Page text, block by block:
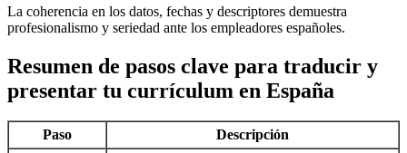
La coherencia en los datos, fechas y descriptores demuestra
profesionalismo y seriedad ante los empleadores españoles.
Resumen de pasos clave para traducir y
presentar tu currículum en España
Paso
Descripción